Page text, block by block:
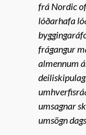
frá Nordic
lóðarhafa
frágangur
almennum
umsagnar
umsögn